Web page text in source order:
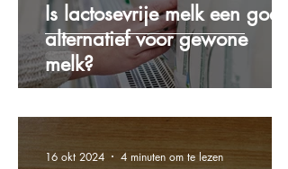
Is lactosevrije melk een goed
alternatief voor gewone
melk?
16 okt 2024 4 minuten om te lezen